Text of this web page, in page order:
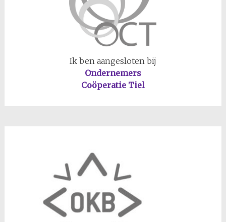
Ik ben aangesloten bij
Ondernemers
Coöperatie Tiel